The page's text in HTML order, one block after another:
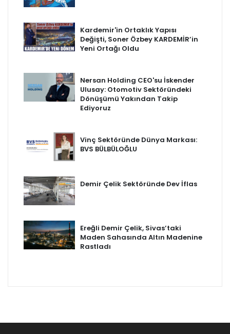
Kardemir'in Ortaklık Yapısı
Değişti, Soner Özbey KARDEMİR’in
Yeni Ortağı Oldu
Nersan Holding CEO'su İskender
Ulusay: Otomotiv Sektöründeki
Dönüşümü Yakından Takip
Ediyoruz
Vinç Sektöründe Dünya Markası:
BVS BÜLBÜLOĞLU
Demir Çelik Sektöründe Dev İflas
Ereğli Demir Çelik, Sivas’taki
Maden Sahasında Altın Madenine
Rastladı